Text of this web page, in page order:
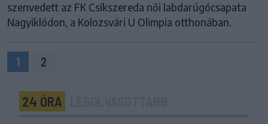
szenvedett az FK Csíkszereda női labdarúgócsapata
Nagyiklódon, a Kolozsvári U Olimpia otthonában.
1 2
24 ÓRA